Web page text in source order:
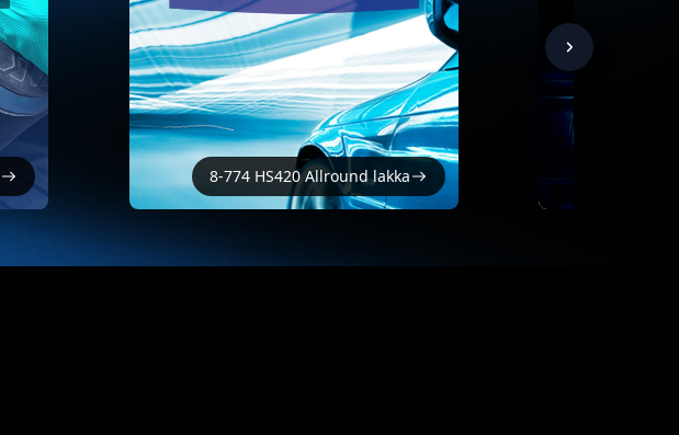
8-774 HS420 Allround lakka